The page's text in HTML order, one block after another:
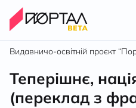
Видавничо-освітній проєкт
Теперішнє,
(переклад з